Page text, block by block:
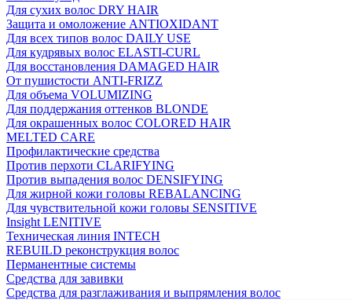
Для сухих волос DRY HAIR
Защита и омоложение ANTIOXIDANT
Для всех типов волос DAILY USE
Для кудрявых волос ELASTI-CURL
Для восстановления DAMAGED HAIR
От пушистости ANTI-FRIZZ
Для объема VOLUMIZING
Для поддержания оттенков BLONDE
Для окрашенных волос COLORED HAIR
MELTED CARE
Профилактические средства
Против перхоти CLARIFYING
Против выпадения волос DENSIFYING
Для жирной кожи головы REBALANCING
Для чувствительной кожи головы SENSITIVE
Insight LENITIVE
Техническая линия INTECH
REBUILD реконструкция волос
Перманентные системы
Средства для завивки
Средства для разглаживания и выпрямления волос